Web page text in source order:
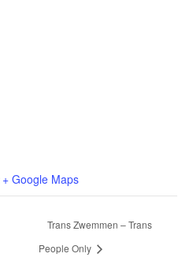
+ Google Maps
Trans Zwemmen – Trans
People Only